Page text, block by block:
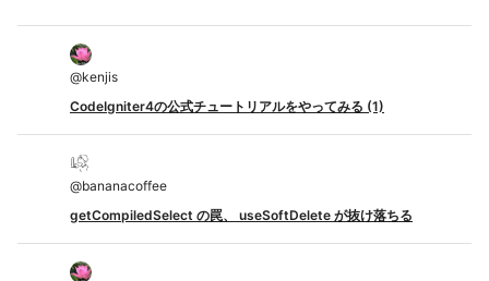
@kenjis
CodeIgniter4の公式チュートリアルをやってみる (1)
@bananacoffee
getCompiledSelect の罠、 useSoftDelete が抜け落ちる